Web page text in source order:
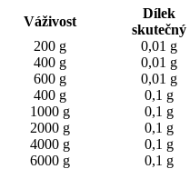
Váživost
Dílek
skutečný
200 g 0,01 g
400 g 0,01 g
600 g 0,01 g
400 g 0,1 g
1000 g 0,1 g
2000 g 0,1 g
4000 g 0,1 g
6000 g 0,1 g